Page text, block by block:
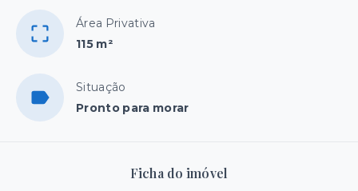
Área Privativa
115 m²
Situação
Pronto para morar
Ficha do imóvel